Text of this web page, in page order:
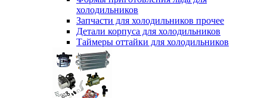
холодильников
Запчасти для холодильников прочее
Детали корпуса для холодильников
Таймеры оттайки для холодильников